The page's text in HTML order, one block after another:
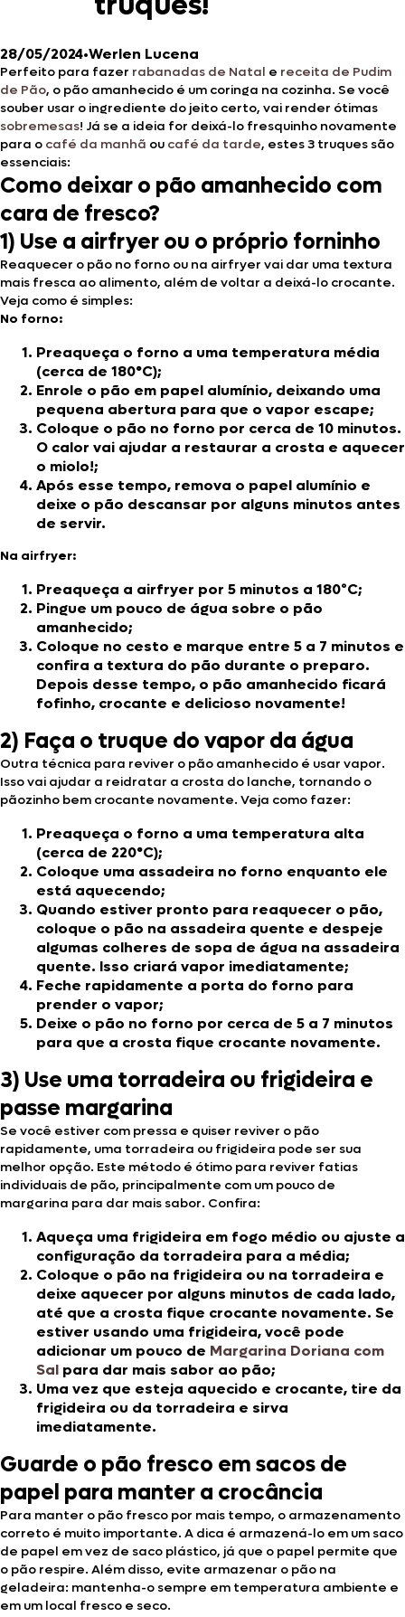
28/05/2024•Werlen Lucena
Perfeito para fazer rabanadas de Natal e receita de Pudim
de Pão, o pão amanhecido é um coringa na cozinha. Se você
souber usar o ingrediente do jeito certo, vai render ótimas
sobremesas! Já se a ideia for deixá-lo fresquinho novamente
para o café da manhã ou café da tarde, estes 3 truques são
essenciais:
Como deixar o pão amanhecido com
cara de fresco?
1) Use a airfryer ou o próprio forninho
Reaquecer o pão no forno ou na airfryer vai dar uma textura
mais fresca ao alimento, além de voltar a deixá-lo crocante.
Veja como é simples:
No forno:
Preaqueça o forno a uma temperatura média
(cerca de 180°C);
Enrole o pão em papel alumínio, deixando uma
pequena abertura para que o vapor escape;
Coloque o pão no forno por cerca de 10 minutos.
O calor vai ajudar a restaurar a crosta e aquecer
o miolo!;
Após esse tempo, remova o papel alumínio e
deixe o pão descansar por alguns minutos antes
de servir.
Na airfryer:
Preaqueça a airfryer por 5 minutos a 180ºC;
Pingue um pouco de água sobre o pão
amanhecido;
Coloque no cesto e marque entre 5 a 7 minutos e
confira a textura do pão durante o preparo.
Depois desse tempo, o pão amanhecido ficará
fofinho, crocante e delicioso novamente!
2) Faça o truque do vapor da água
Outra técnica para reviver o pão amanhecido é usar vapor.
Isso vai ajudar a reidratar a crosta do lanche, tornando o
pãozinho bem crocante novamente. Veja como fazer:
Preaqueça o forno a uma temperatura alta
(cerca de 220°C);
Coloque uma assadeira no forno enquanto ele
está aquecendo;
Quando estiver pronto para reaquecer o pão,
coloque o pão na assadeira quente e despeje
algumas colheres de sopa de água na assadeira
quente. Isso criará vapor imediatamente;
Feche rapidamente a porta do forno para
prender o vapor;
Deixe o pão no forno por cerca de 5 a 7 minutos
para que a crosta fique crocante novamente.
3) Use uma torradeira ou frigideira e
passe margarina
Se você estiver com pressa e quiser reviver o pão
rapidamente, uma torradeira ou frigideira pode ser sua
melhor opção. Este método é ótimo para reviver fatias
individuais de pão, principalmente com um pouco de
margarina para dar mais sabor. Confira:
Aqueça uma frigideira em fogo médio ou ajuste a
configuração da torradeira para a média;
Coloque o pão na frigideira ou na torradeira e
deixe aquecer por alguns minutos de cada lado,
até que a crosta fique crocante novamente. Se
estiver usando uma frigideira, você pode
adicionar um pouco de Margarina Doriana com
Sal para dar mais sabor ao pão;
Uma vez que esteja aquecido e crocante, tire da
frigideira ou da torradeira e sirva
imediatamente.
Guarde o pão fresco em sacos de
papel para manter a crocância
Para manter o pão fresco por mais tempo, o armazenamento
correto é muito importante. A dica é armazená-lo em um saco
de papel em vez de saco plástico, já que o papel permite que
o pão respire. Além disso, evite armazenar o pão na
geladeira: mantenha-o sempre em temperatura ambiente e
em um local fresco e seco.